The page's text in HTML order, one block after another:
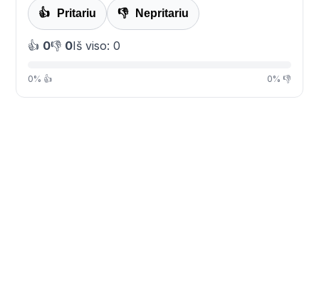
👍 Pritariu 👎 Nepritariu
👍 0👎 0Iš viso: 0
0% 👍 0% 👎